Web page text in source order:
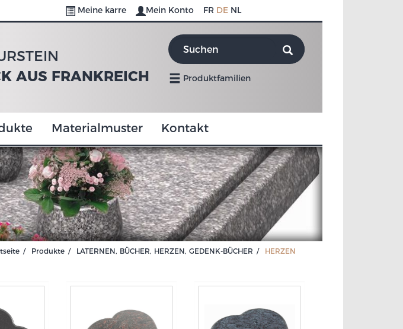
Meine karre Mein Konto FR DE NL
AUS FRANKREICH
Produktfamilien
Materialmuster Kontakt
Produkte LATERNEN, BÜCHER, HERZEN, GEDENK-BÜCHER HERZEN